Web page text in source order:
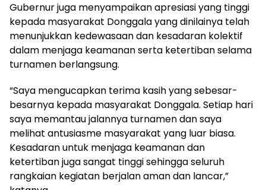
Gubernur juga menyampaikan apresiasi yang tinggi
kepada masyarakat Donggala yang dinilainya telah
menunjukkan kedewasaan dan kesadaran kolektif
dalam menjaga keamanan serta ketertiban selama
turnamen berlangsung.
“Saya mengucapkan terima kasih yang sebesar-
besarnya kepada masyarakat Donggala. Setiap hari
saya memantau jalannya turnamen dan saya
melihat antusiasme masyarakat yang luar biasa.
Kesadaran untuk menjaga keamanan dan
ketertiban juga sangat tinggi sehingga seluruh
rangkaian kegiatan berjalan aman dan lancar,”